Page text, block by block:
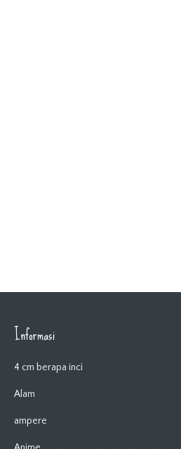
Informasi
4 cm berapa inci
Alam
ampere